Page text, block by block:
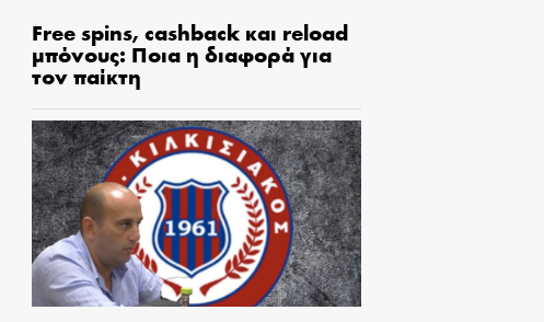
Free spins, cashback και reload
μπόνους: Ποια η διαφορά για
τον παίκτη